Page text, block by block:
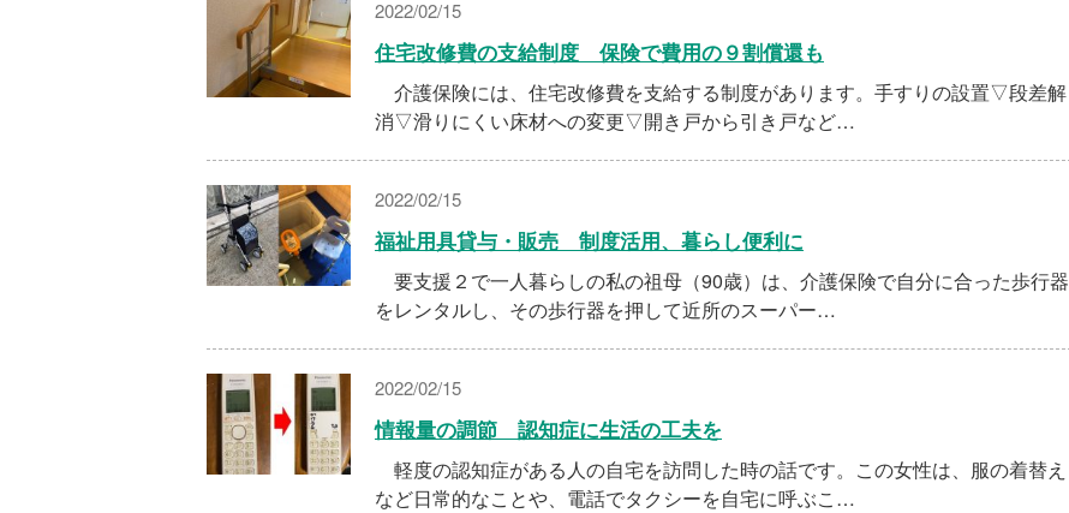
2022/02/15
住宅改修費の支給制度 保険で費用の９割償還も
介護保険には、住宅改修費を支給する制度があります。手すりの設置▽段差解
消▽滑りにくい床材への変更▽開き戸から引き戸など…
2022/02/15
福祉用具貸与・販売 制度活用、暮らし便利に
要支援２で一人暮らしの私の祖母（90歳）は、介護保険で自分に合った歩行器
をレンタルし、その歩行器を押して近所のスーパー…
2022/02/15
情報量の調節 認知症に生活の工夫を
軽度の認知症がある人の自宅を訪問した時の話です。この女性は、服の着替え
など日常的なことや、電話でタクシーを自宅に呼ぶこ…